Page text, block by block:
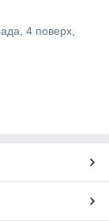
4 поверх,